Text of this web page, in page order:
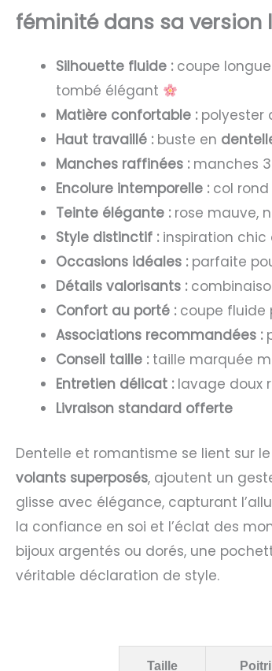
féminité dans sa version
Silhouette fluide :coupe
tombé élégant
Matière confortable :polyester
Haut travaillé :buste en
Manches raffinées :manches
Encolure intemporelle :col rond
Teinte élégante :rose mauve,
Style distinctif :inspiration chic
Occasions idéales :parfaite
Détails valorisants :
Confort au porté :coupe fluide
Associations recommandées :
Conseil taille :taille marquée
Entretien délicat :lavage doux
Livraison standard offerte
Dentelle et romantisme se lient sur
volants superposés, ajoutent un
glisse avec élégance, capturant
la confiance en soi et l’éclat des
bijoux argentés ou dorés, une
véritable déclaration de style.
Taille